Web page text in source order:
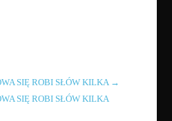
SIĘ ROBI SŁÓW KILKA →
SIĘ ROBI SŁÓW KILKA